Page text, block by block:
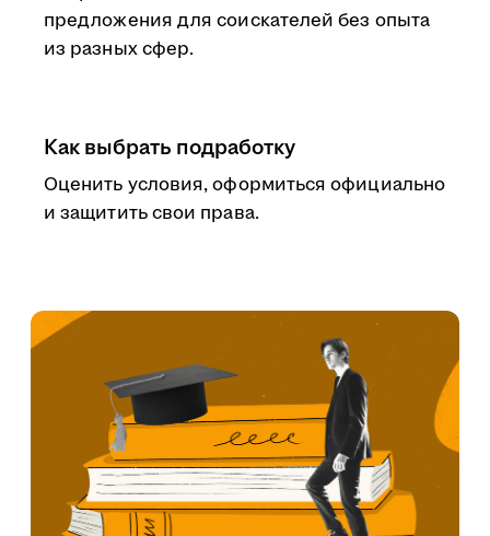
предложения для соискателей без опыта
из разных сфер.
Как выбрать подработку
Оценить условия, оформиться официально
и защитить свои права.